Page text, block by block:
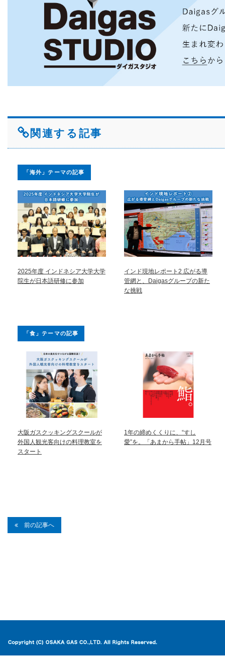
関連する記事
「海外」テーマの記事
2025年度 インドネシア大学大学
院生が日本語研修に参加
インド現地レポート2 広がる導
管網と、Daigasグループの新た
な挑戦
「食」テーマの記事
大阪ガスクッキングスクールが
外国人観光客向けの料理教室を
スタート
1年の締めくくりに、“すし
愛”を。「あまから手帖」12月号
前の記事へ